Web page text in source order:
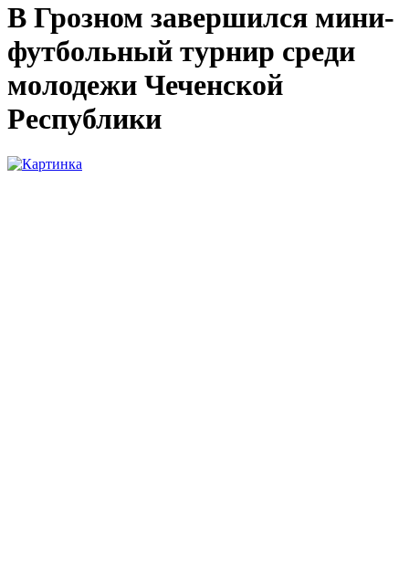
В Грозном завершился мини-
футбольный турнир среди
молодежи Чеченской
Республики